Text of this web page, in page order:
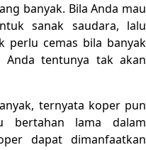
banyak. Bila Anda mau
sanak saudara, lalu
perlu cemas bila banyak
tentunya tak akan
ternyata koper pun
bertahan lama dalam
dapat dimanfaatkan